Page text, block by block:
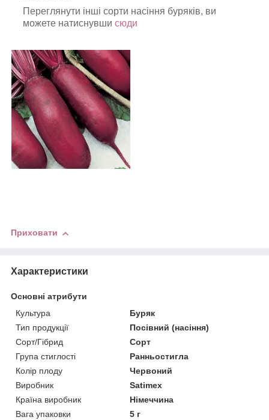
Переглянути інші сорти насіння буряків, ви
можете натиснувши сюди
Приховати
Характеристики
Основні атрибути
Культура
Буряк
Тип продукції
Посівний (насіння)
Сорт/Гібрид
Сорт
Група стиглості
Ранньостигла
Колір плоду
Червоний
Виробник
Satimex
Країна виробник
Німеччина
Вага упаковки
5 г